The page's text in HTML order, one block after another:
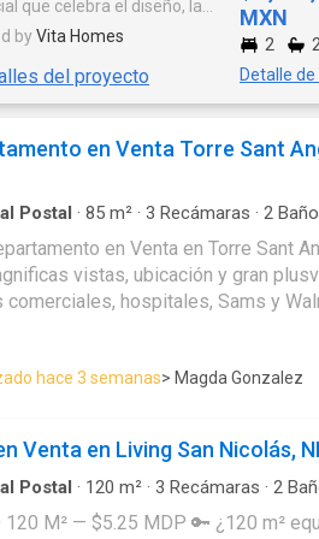
que celebra el diseño, la
y el estilo de vida urbano.
Monti ofrece
diseñados para
funcional en una de las
vibrantes de la Ciudad de
distribución inteligente de
y una arquitectura que
el carácter histórico y
de la Roma. Cada unidad
comunes elevan la
Monti: diseño, ubicación y
perfecta armonía.
byVita Homes
del proyecto
MXN
2
Detalle
en Venta Torre Sant
Postal · 85 m² · 3 Recámaras · 2
· Cocina equipada·Cocina integral·
·Internet·Jardín·Recámara
·Seguridad ·Vista panorámica ·
en Venta en Torre Sant
vistas, ubicación y gran
comerciales, hospitales, Sams y
2 cajones de estacionamiento
Bodega Salón de eventos
hace 3 semanas> Magda Gonzalez
Venta en Living San Nicolás,
Postal · 120 m² · 3 Recámaras · 2
Estacionamiento
servicio ·Elevador· Balcón·Acceso
— $5.25 MDP 🔑 ¿120 m² equipados y con 3